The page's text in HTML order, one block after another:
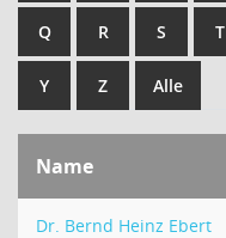
Q R S T
Y Z Alle
Name
Dr. Bernd Heinz Ebert